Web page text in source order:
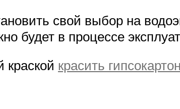
свой выбор на
будет в процессе
краской красить